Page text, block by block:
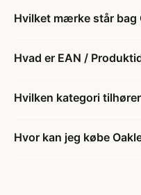
Hvilket mærke står bag
Hvad er EAN /
Hvilken kategori
Hvor kan jeg købe